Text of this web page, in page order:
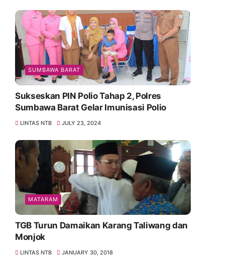
SUMBAWA BARAT
Sukseskan PIN Polio Tahap 2, Polres
Sumbawa Barat Gelar Imunisasi Polio
LINTAS NTB JULY 23, 2024
MATARAM
TGB Turun Damaikan Karang Taliwang dan
Monjok
LINTAS NTB JANUARY 30, 2018